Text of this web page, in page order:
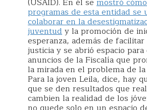
programas de esta entidad se
colaborar en la
juventudy la promoción de
esperanza, además de facilitar
justicia y se abrió espacio para
anuncios de la Fiscalía que
la mirada en el problema de
Para la joven Leila, dice, hay
que se den resultados que
cambien la realidad de los